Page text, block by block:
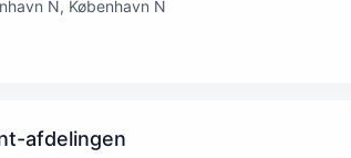
N, København N
afdelingen